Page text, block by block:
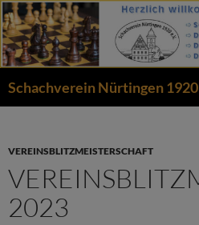
Zum
Inhalt
springen
Schachverein Nürtingen 1920
VEREINSBLITZMEISTERSCHAFT
2023